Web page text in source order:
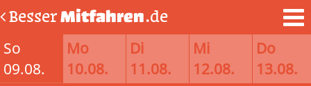
BesserMitfahren.de
So
09.08.
Mo
10.08.
Di
11.08.
Mi
12.08.
Do
13.08.